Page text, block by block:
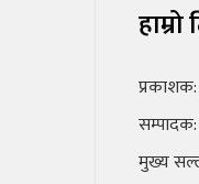
हाम्रो
प्रकाशक:
मुख्य